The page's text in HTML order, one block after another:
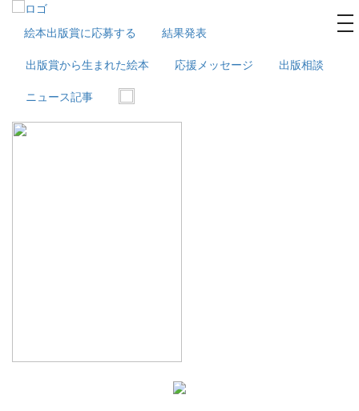
絵本出版賞に応募する
結果発表
出版賞から生まれた絵本
応援メッセージ
出版相談
ニュース記事